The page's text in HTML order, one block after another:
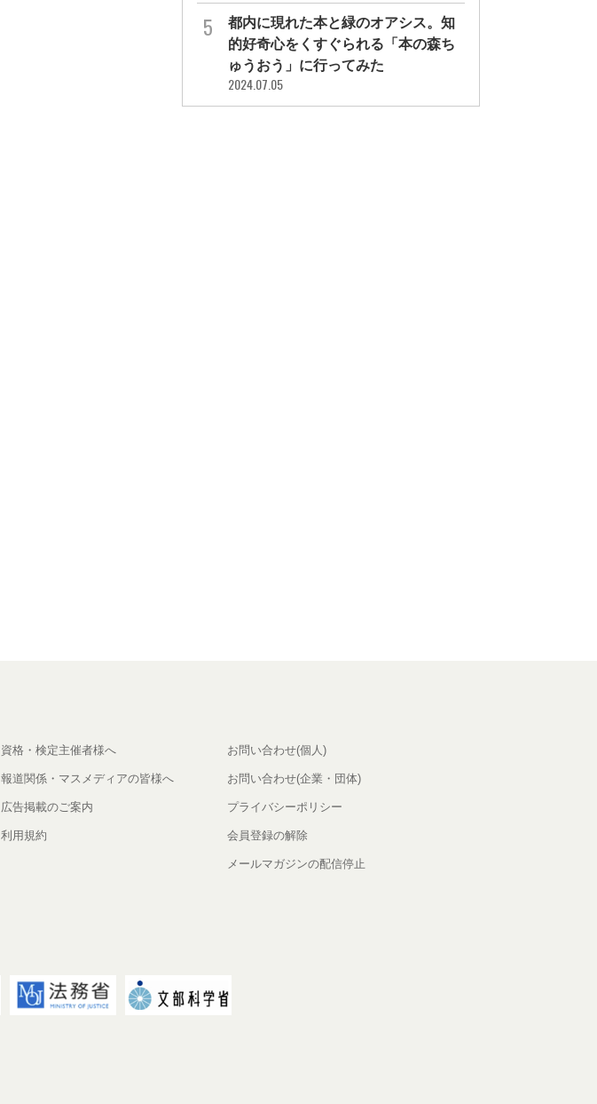
都内に現れた本と緑のオアシス。知
的好奇心をくすぐられる「本の森ち
ゅうおう」に行ってみた
2024.07.05
資格・検定主催者様へ
報道関係・マスメディアの皆様へ
広告掲載のご案内
利用規約
お問い合わせ(個人)
お問い合わせ(企業・団体)
プライバシーポリシー
会員登録の解除
メールマガジンの配信停止